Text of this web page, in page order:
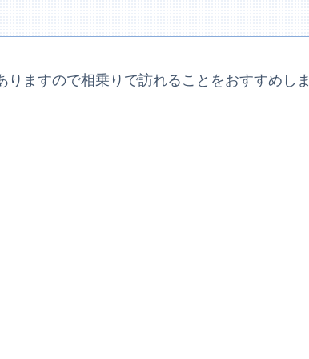
ますので相乗りで訪れることをおすすめしま